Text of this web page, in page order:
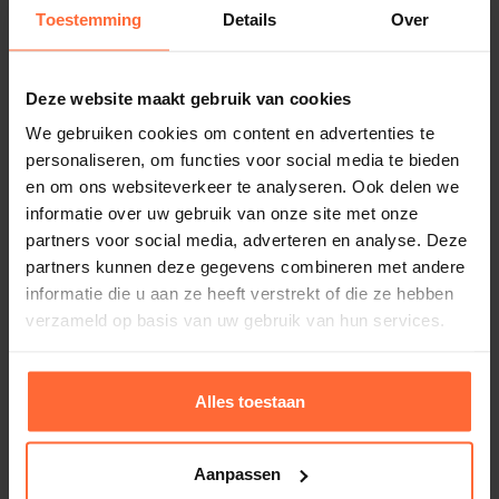
Toestemming Details Over
Deze website maakt gebruik van cookies
We gebruiken cookies om content en advertenties te
personaliseren, om functies voor social media te bieden
en om ons websiteverkeer te analyseren. Ook delen we
informatie over uw gebruik van onze site met onze
partners voor social media, adverteren en analyse. Deze
partners kunnen deze gegevens combineren met andere
informatie die u aan ze heeft verstrekt of die ze hebben
verzameld op basis van uw gebruik van hun services.
Alles toestaan
Aanpassen
snelle en efficiënte werking.
Voordelen van Starline Chloor
Shock 55%
Snelwerkend:Dankzij de hoge concentratie
werkt het product binnen korte tijd om vuil en
micro-organismen te elimineren.
Veelzijdig gebruik:Geschikt voor zowel
Makkelijk te doseren:Het granulaat lost snel op
in water, waardoor je het eenvoudig kunt
gebruiken zonder resten achter te laten.
EAN
Gewicht
Merk
Starline